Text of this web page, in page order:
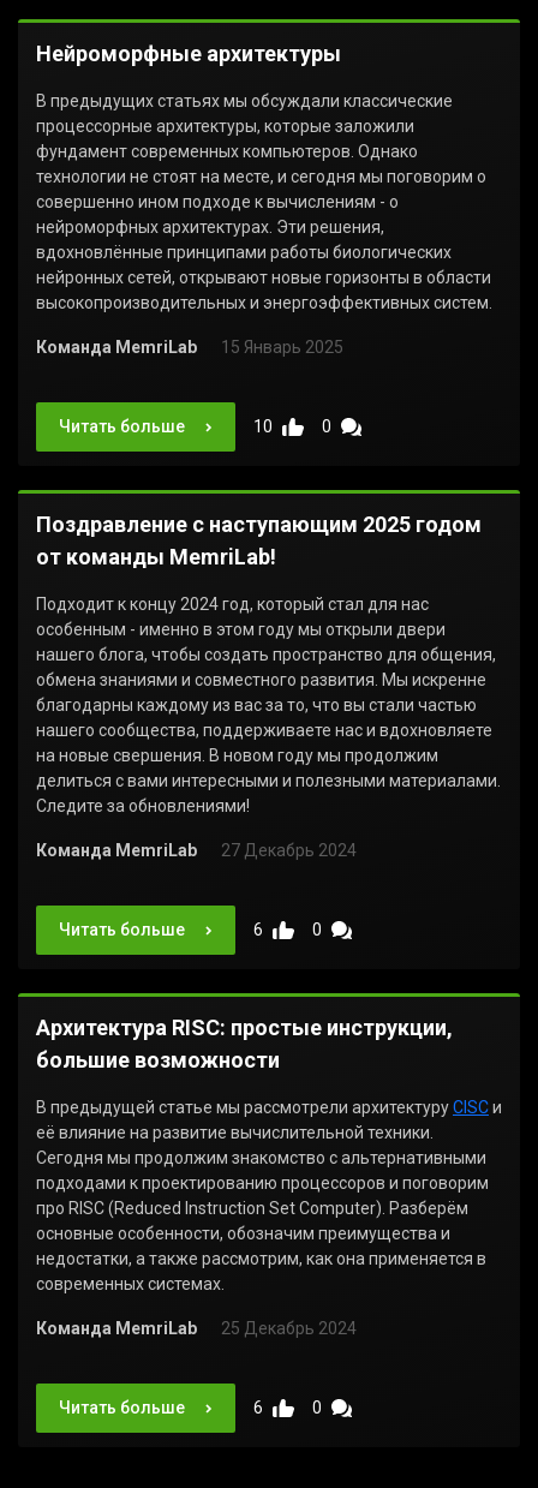
Нейроморфные архитектуры
В предыдущих статьях мы обсуждали классические
процессорные архитектуры, которые заложили
фундамент современных компьютеров. Однако
технологии не стоят на месте, и сегодня мы поговорим о
совершенно ином подходе к вычислениям - о
нейроморфных архитектурах. Эти решения,
вдохновлённые принципами работы биологических
нейронных сетей, открывают новые горизонты в области
высокопроизводительных и энергоэффективных систем.
Читать больше 10 0
Команда MemriLab 15 Январь 2025
Поздравление с наступающим 2025 годом
от команды MemriLab!
Подходит к концу 2024 год, который стал для нас
особенным - именно в этом году мы открыли двери
нашего блога, чтобы создать пространство для общения,
обмена знаниями и совместного развития. Мы искренне
благодарны каждому из вас за то, что вы стали частью
нашего сообщества, поддерживаете нас и вдохновляете
на новые свершения. В новом году мы продолжим
делиться с вами интересными и полезными материалами.
Следите за обновлениями!
Читать больше 6 0
Команда MemriLab 27 Декабрь 2024
Архитектура RISC: простые инструкции,
большие возможности
В предыдущей статье мы рассмотрели архитектуруCISCи
её влияние на развитие вычислительной техники.
Сегодня мы продолжим знакомство с альтернативными
подходами к проектированию процессоров и поговорим
про RISC (Reduced Instruction Set Computer). Разберём
основные особенности, обозначим преимущества и
недостатки, а также рассмотрим, как она применяется в
современных системах.
Читать больше 6 0
Команда MemriLab 25 Декабрь 2024